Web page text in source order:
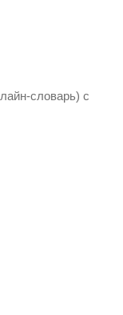
словарь) с